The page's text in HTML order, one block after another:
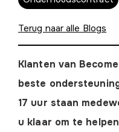
Terug naar alle Blogs
Klanten van
beste
17 uur staan
u klaar om te